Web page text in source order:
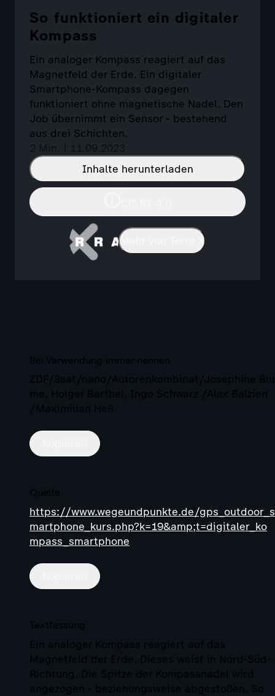
So funktioniert ein digitaler
Kompass
Ein analoger Kompass reagiert auf das
Magnetfeld der Erde. Ein digitaler
Smartphone-Kompass dagegen
funktioniert ohne magnetische Nadel. Den
Job übernimmt ein Sensor - bestehend
aus drei Schichten.
2 Min. | 11.09.2023
Inhalte herunterladen
Mehr von Terra X
Bei Verwendung immer nennen
ZDF/3sat/nano/Autorenkombinat/Josephine Blu
me, Holger Barthel, Ingo Schwarz /Alex Balzien
/Maximilian Heß
Quelle
https://www.wegeundpunkte.de/gps_outdoor_s
martphone_kurs.php?k=19&amp;t=digitaler_ko
mpass_smartphone
Textfassung
Ein analoger Kompass reagiert auf das
Magnetfeld der Erde. Dieses weist in Nord-Süd-
Richtung. Die Spitze der Kompassnadel wird
angezogen - beziehungsweise abgestoßen. So